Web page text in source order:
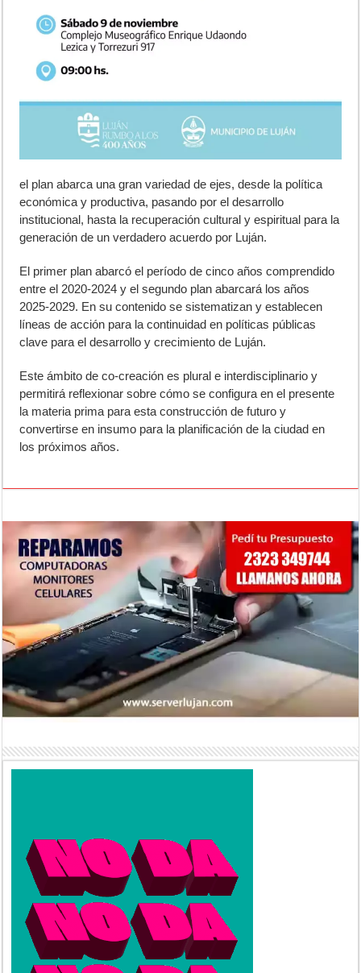
el plan abarca una gran variedad de ejes, desde la política
económica y productiva, pasando por el desarrollo
institucional, hasta la recuperación cultural y espiritual para la
generación de un verdadero acuerdo por Luján.
El primer plan abarcó el período de cinco años comprendido
entre el 2020-2024 y el segundo plan abarcará los años
2025-2029. En su contenido se sistematizan y establecen
líneas de acción para la continuidad en políticas públicas
clave para el desarrollo y crecimiento de Luján.
Este ámbito de co-creación es plural e interdisciplinario y
permitirá reflexionar sobre cómo se configura en el presente
la materia prima para esta construcción de futuro y
convertirse en insumo para la planificación de la ciudad en
los próximos años.